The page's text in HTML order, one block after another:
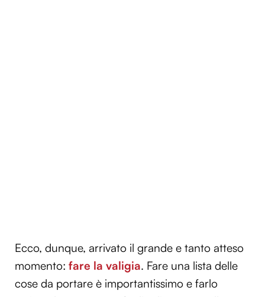
Ecco, dunque, arrivato il grande e tanto atteso
momento: fare la valigia. Fare una lista delle
cose da portare è importantissimo e farlo